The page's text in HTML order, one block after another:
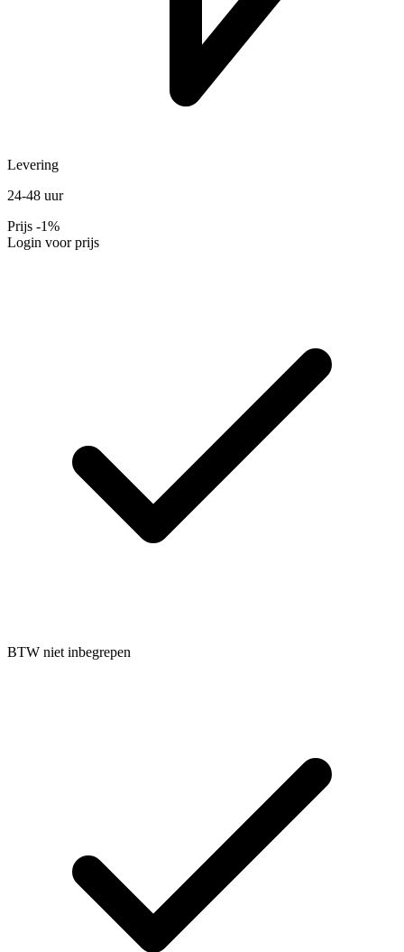
Levering
24-48 uur
Prijs -1%
Login voor prijs
BTW niet inbegrepen